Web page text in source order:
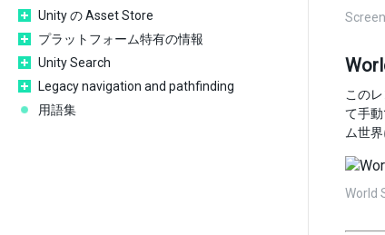
Unity の Asset Store
プラットフォーム特有の情報
Unity Search
Legacy navigation and pathfinding
用語集
この
て手
ム世
World